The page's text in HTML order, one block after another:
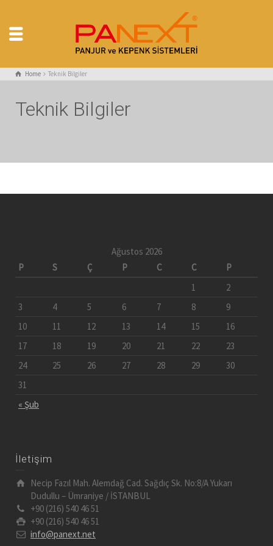
Home Teknik Bilgiler
Teknik Bilgiler
Ağustos 2026
P
S Ç P C C P
« Şub
1
2
3
4 5 6 7 8
9
10
11 12 13 14 15
16
17
18 19 20 21 22
23
24
25 26 27 28 29
30
31
İletişim
Necip Fazıl Mah. Alemdağ Cad. Sağdıç Sk. No:8/A Yukarı
Dudullu – Ümraniye / İSTANBUL
+90 (216) 540 46 51
+90 (216) 540 46 51
info@panext.net